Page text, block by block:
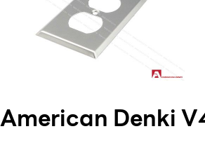
American Denki